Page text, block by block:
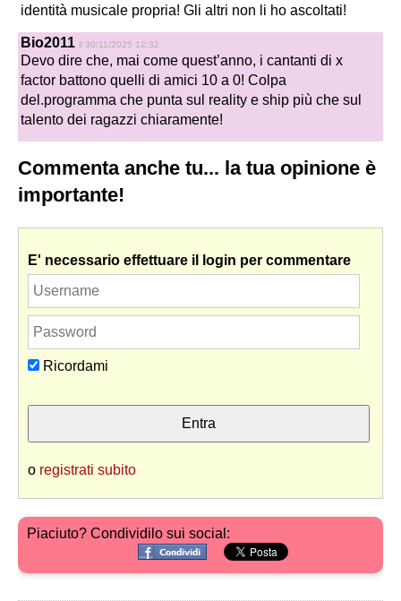
identità musicale propria! Gli altri non li ho ascoltati!
Bio2011 il 30/11/2025 12:32
Devo dire che, mai come quest’anno, i cantanti di x
factor battono quelli di amici 10 a 0! Colpa
del.programma che punta sul reality e ship più che sul
talento dei ragazzi chiaramente!
Commenta anche tu... la tua opinione è
importante!
E' necessario effettuare il login per commentare
Ricordami
o registrati subito
Piaciuto? Condividilo sui social: